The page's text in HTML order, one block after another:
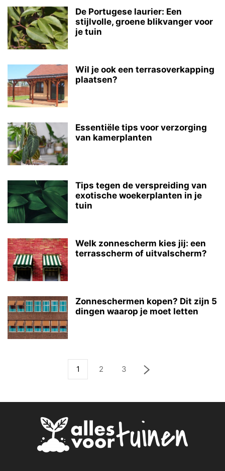
De Portugese laurier: Een
stijlvolle, groene blikvanger voor
je tuin
Wil je ook een terrasoverkapping
plaatsen?
Essentiële tips voor verzorging
van kamerplanten
Tips tegen de verspreiding van
exotische woekerplanten in je
tuin
Welk zonnescherm kies jij: een
terrasscherm of uitvalscherm?
Zonneschermen kopen? Dit zijn 5
dingen waarop je moet letten
1 2 3